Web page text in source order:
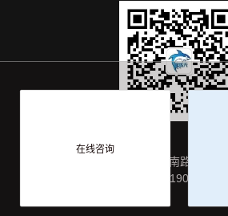
地址：重庆市大渡口区春晖南路移动
15111908814
在线咨询